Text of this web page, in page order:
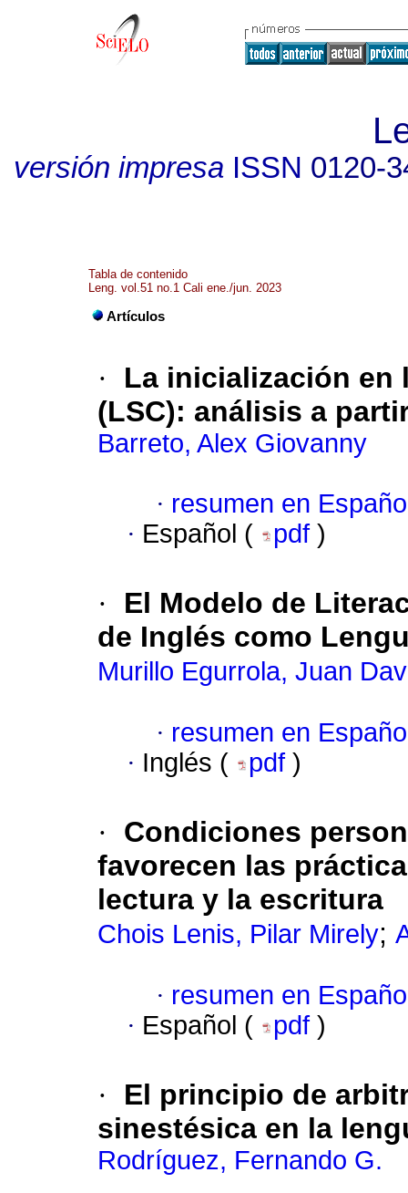
versión impresaISSN 0120-
Tabla de contenido
Leng. vol.51 no.1 Cali ene./jun. 2023
Artículos
·
La inicialización en
(LSC): análisis a
Barreto, Alex Giovanny
· resumen en
· Español ( pdf )
·
El Modelo de
de Inglés como
Murillo Egurrola, Juan
· resumen en
· Inglés ( pdf )
·
Condiciones
favorecen las
lectura y la escritura
Chois Lenis, Pilar Mirely;
· resumen en
· Español ( pdf )
·
El principio de
sinestésica en la
Rodríguez, Fernando G.